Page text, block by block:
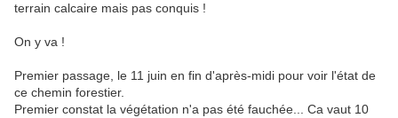
terrain calcaire mais pas conquis !
On y va !
Premier passage, le 11 juin en fin d'après-midi pour voir l'état de
ce chemin forestier.
Premier constat la végétation n'a pas été fauchée... Ca vaut 10